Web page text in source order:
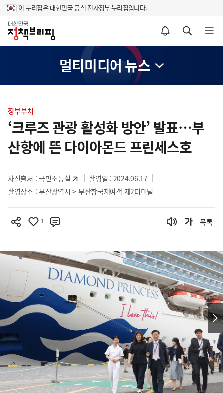
이 누리집은 대한민국 공식 전자정부 누리집입니다.
홈
알림설정 바로가기 검색 바로가기 메뉴 열기
멀티미디어 뉴스
텐
츠
역
정부부처
‘크루즈 관광 활성화 방안’ 발표…부
산항에 뜬 다이아몬드 프린세스호
사진출처 :국민소통실
촬영일 : 2024.06.17
촬영장소 : 부산광역시 > 부산항국제여객 제2터미널
1 목록